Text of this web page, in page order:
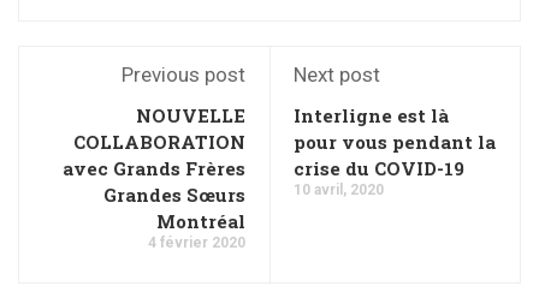
Previous post
NOUVELLE
COLLABORATION
avec Grands Frères
Grandes Sœurs
Montréal
4 février 2020
Next post
Interligne est là
pour vous pendant la
crise du COVID-19
10 avril, 2020